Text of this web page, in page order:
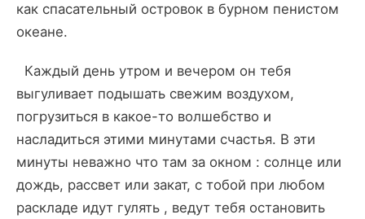
как спасательный островок в бурном пенистом
океане.
Каждый день утром и вечером он тебя
выгуливает подышать свежим воздухом,
погрузиться в какое-то волшебство и
насладиться этими минутами счастья. В эти
минуты неважно что там за окном : солнце или
дождь, рассвет или закат, с тобой при любом
раскладе идут гулять , ведут тебя остановить